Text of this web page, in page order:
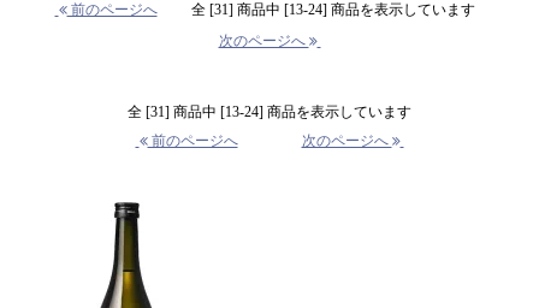
前のページへ
全 [31] 商品中 [13-24] 商品を表示しています
次のページへ
全 [31] 商品中 [13-24] 商品を表示しています
前のページへ
次のページへ